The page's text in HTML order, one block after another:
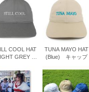
COOL HAT
GREY +
キ
ャップ
TUNA MAYO HAT
(Blue) キャップ